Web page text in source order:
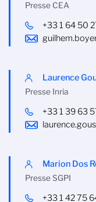
Presse CEA
+33 1 64 50
Laurence
Presse Inria
+33 1 39 63
Marion Dos
Presse SGPI
+33 1 42 75